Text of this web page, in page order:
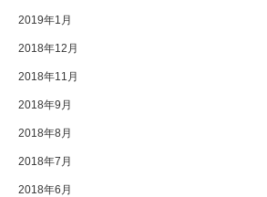
2019年1月
2018年12月
2018年11月
2018年9月
2018年8月
2018年7月
2018年6月